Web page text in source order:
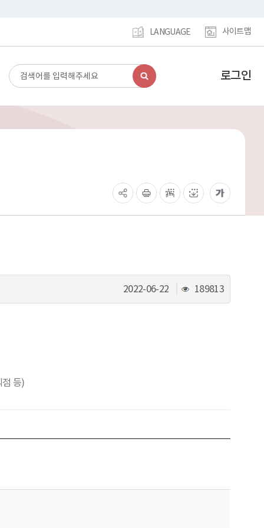
LANGUAGE 사이트맵
검
색
동
로그인
2022-06-22
조
회
189813
점 등)